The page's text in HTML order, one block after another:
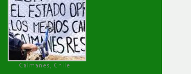
Caimanes, Chile